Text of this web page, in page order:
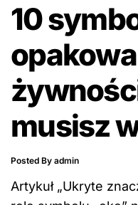
10
musisz
Posted By admin
Artykuł „Ukryte